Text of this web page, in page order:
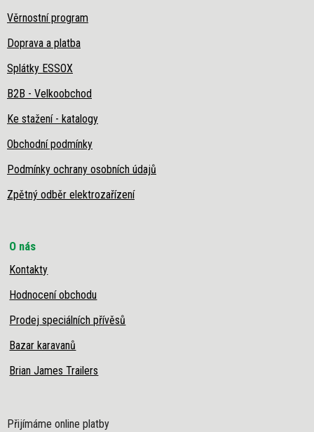
Věrnostní program
Doprava a platba
Splátky ESSOX
B2B - Velkoobchod
Ke stažení - katalogy
Obchodní podmínky
Podmínky ochrany osobních údajů
Zpětný odběr elektrozařízení
O nás
Kontakty
Hodnocení obchodu
Prodej speciálních přívěsů
Bazar karavanů
Brian James Trailers
Přijímáme online platby